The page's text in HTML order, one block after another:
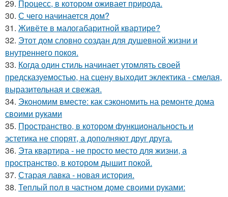
29. Процесс, в котором оживает природа.
30. С чего начинается дом?
31. Живёте в малогабаритной квартире?
32. Этот дом словно создан для душевной жизни и
внутреннего покоя.
33. Когда один стиль начинает утомлять своей
предсказуемостью, на сцену выходит эклектика - смелая,
выразительная и свежая.
34. Экономим вместе: как сэкономить на ремонте дома
своими руками
35. Пространство, в котором функциональность и
эстетика не спорят, а дополняют друг друга.
36. Эта квартира - не просто место для жизни, а
пространство, в котором дышит покой.
37. Старая лавка - новая история.
38. Теплый пол в частном доме своими руками: